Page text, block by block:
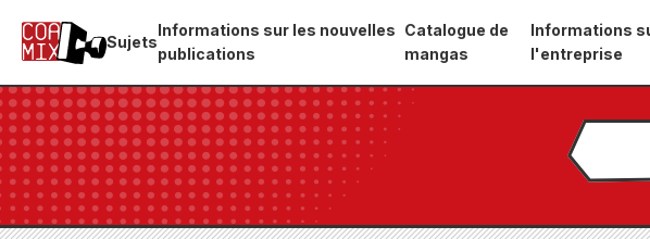
Sujets
Informations sur les nouvelles
publications
Catalogue de
mangas
Informations
l'entreprise